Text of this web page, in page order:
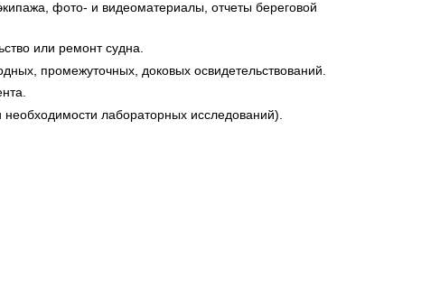
фото- и видеоматериалы, отчеты береговой
или ремонт судна.
промежуточных, доковых освидетельствований.
лабораторных исследований).